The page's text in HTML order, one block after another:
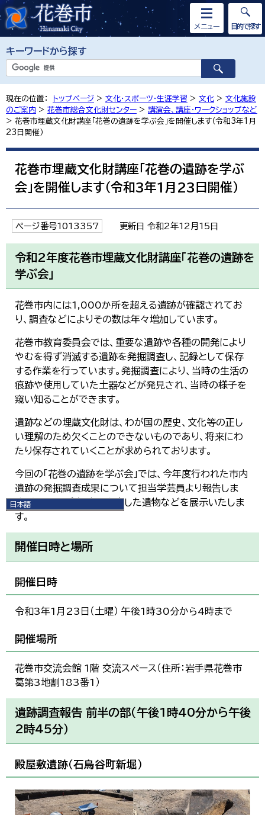
キーワードから探す
メニュー
日本語
日本語
简体中文
繁體中文
目的で探す
現在の位置： トップページ > 文化・スポーツ・生涯学習 > 文化 > 文化施設
のご案内 > 花巻市総合文化財センター > 講演会、講座・ワークショップなど
> 花巻市埋蔵文化財講座「花巻の遺跡を学ぶ会」を開催します（令和3年1月
23日開催）
花巻市埋蔵文化財講座「花巻の遺跡を学ぶ
会」を開催します（令和3年1月23日開催）
ページ番号1013357 更新日 令和2年12月15日
令和2年度花巻市埋蔵文化財講座「花巻の遺跡を
学ぶ会」
花巻市内には1,000か所を超える遺跡が確認されてお
り、調査などによりその数は年々増加しています。
花巻市教育委員会では、重要な遺跡や各種の開発により
やむを得ず消滅する遺跡を発掘調査し、記録として保存
する作業を行っています。発掘調査により、当時の生活の
痕跡や使用していた土器などが発見され、当時の様子を
窺い知ることができます。
遺跡などの埋蔵文化財は、わが国の歴史、文化等の正し
い理解のため欠くことのできないものであり、将来にわ
たり保存されていくことが求められております。
今回の「花巻の遺跡を学ぶ会」では、今年度行われた市内
遺跡の発掘調査成果について担当学芸員より報告しま
す。あわせて会場内に出土した遺物などを展示いたしま
す。
開催日時と場所
開催日時
令和3年1月23日（土曜） 午後1時30分から4時まで
開催場所
花巻市交流会館 1階 交流スペース（住所：岩手県花巻市
葛第3地割183番1）
遺跡調査報告 前半の部（午後1時40分から午後
2時45分）
殿屋敷遺跡（石鳥谷町新堀）